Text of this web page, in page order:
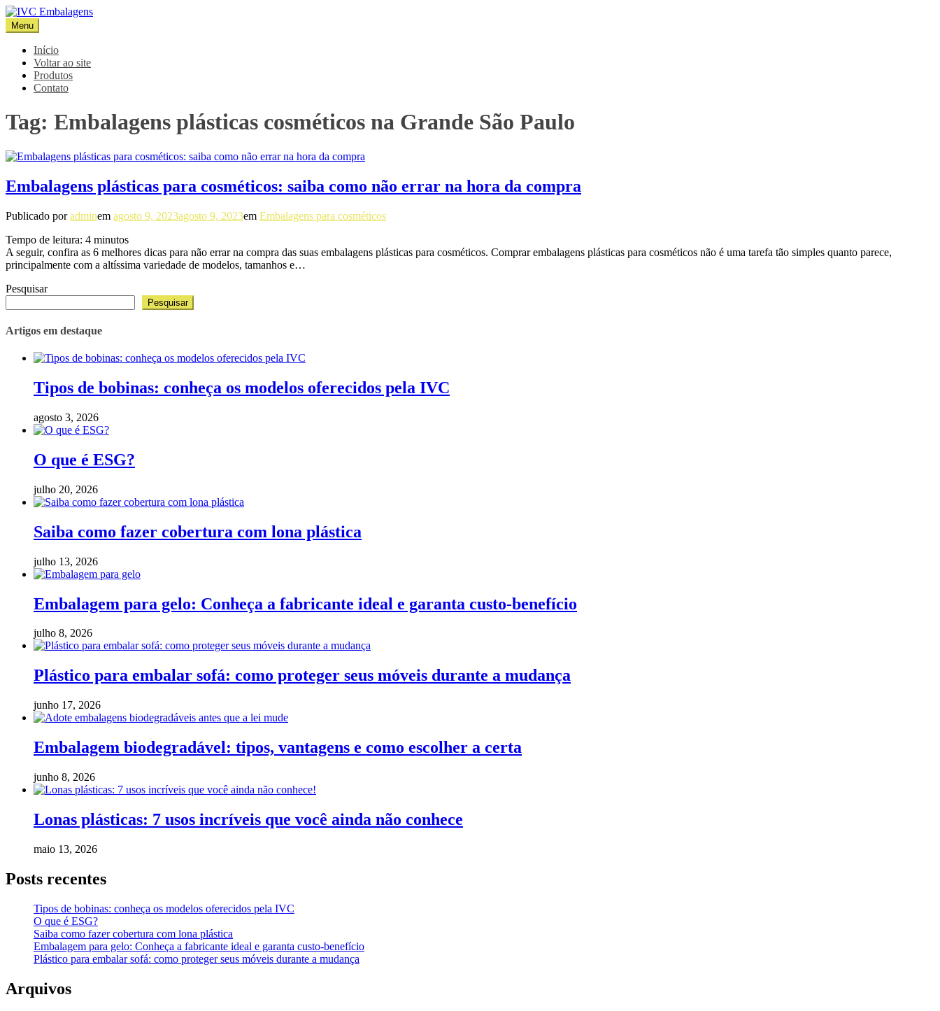
Pular
para
o
conteúdo
IVC Embalagens
Blog IVC
Menu
Início
Voltar ao site
Produtos
Contato
Tag: Embalagens plásticas cosméticos na Grande São Paulo
Embalagens plásticas para cosméticos: saiba como não errar na hora da compra
Publicado poradminem agosto 9, 2023agosto 9, 2023em Embalagens para cosméticos
Tempo de leitura: 4 minutos
A seguir, confira as 6 melhores dicas para não errar na compra das suas embalagens plásticas para cosméticos. Comprar embalagens plásticas para cosméticos não é uma tarefa tão simples quanto parece,
principalmente com a altíssima variedade de modelos, tamanhos e…
Pesquisar
Pesquisar
Artigos em destaque
Tipos de bobinas: conheça os modelos oferecidos pela IVC
agosto 3, 2026
O que é ESG?
julho 20, 2026
Saiba como fazer cobertura com lona plástica
julho 13, 2026
Embalagem para gelo: Conheça a fabricante ideal e garanta custo-benefício
julho 8, 2026
Plástico para embalar sofá: como proteger seus móveis durante a mudança
junho 17, 2026
Embalagem biodegradável: tipos, vantagens e como escolher a certa
junho 8, 2026
Lonas plásticas: 7 usos incríveis que você ainda não conhece
maio 13, 2026
Posts recentes
Tipos de bobinas: conheça os modelos oferecidos pela IVC
O que é ESG?
Saiba como fazer cobertura com lona plástica
Embalagem para gelo: Conheça a fabricante ideal e garanta custo-benefício
Plástico para embalar sofá: como proteger seus móveis durante a mudança
Arquivos